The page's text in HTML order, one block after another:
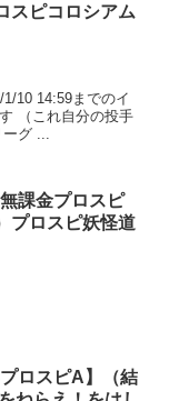
スピコロシアム
10 14:59までのイ
（これ自分の投手
ーグ ...
課金プロスピ
プロスピ妖怪道
ロスピA】（結